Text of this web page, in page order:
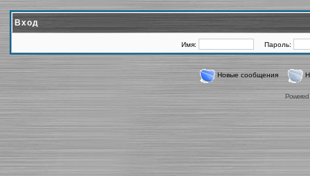
Вход
Имя: Пароль:
Новые сообщения